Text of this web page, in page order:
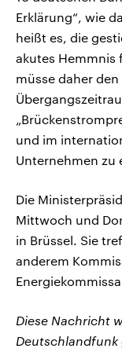
Erklärung“, wie
heißt es, die
akutes Hemmnis
müsse daher
und im
Unternehmen zu
Die
Mittwoch und
in Brüssel. Sie
anderem
Diese Nachricht
Deutschlandfunk